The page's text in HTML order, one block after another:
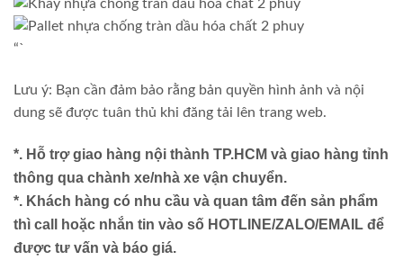
“`
Lưu ý: Bạn cần đảm bảo rằng bản quyền hình ảnh và nội
dung sẽ được tuân thủ khi đăng tải lên trang web.
*. Hỗ trợ giao hàng nội thành TP.HCM và giao hàng tỉnh
thông qua chành xe/nhà xe vận chuyển.
*. Khách hàng có nhu cầu và quan tâm đến sản phẩm
thì call hoặc nhắn tin vào số HOTLINE/ZALO/EMAIL để
được tư vấn và báo giá.